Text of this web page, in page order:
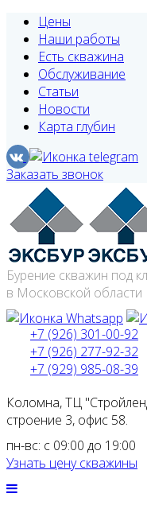
Цены
Наши работы
Есть скважина
Обслуживание
Статьи
Новости
Карта глубин
Заказать звонок
Бурение скважин под
в Московской области
+7 (926) 301-00-92
+7 (926) 277-92-32
+7 (929) 985-08-39
Коломна, ТЦ
строение 3, офис 58.
пн-вс: с 09:00 до 19:00
Узнать цену скважины